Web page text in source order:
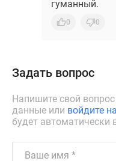
гуманный.
0 0
Задать вопрос
Напишите свой
данные или войдите
будет автоматически